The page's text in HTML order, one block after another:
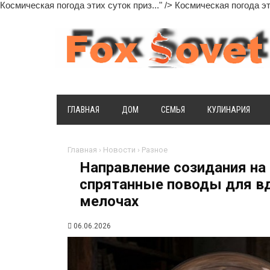
Космическая погода этих суток приз..." /> Космическая погода
ГЛАВНАЯ ДОМ СЕМЬЯ КУЛИНАРИЯ
Главная › Новости › Разное
Направление созидания
спрятанные поводы для
мелочах
06.06.2026